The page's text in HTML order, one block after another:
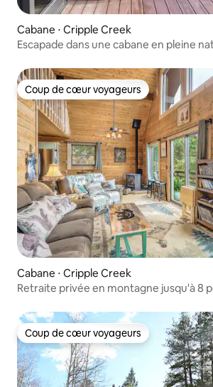
Cabane ⋅ Cripple Creek
Escapade dans une cabane en pleine
Coup de cœur voyageurs
Coup de cœur voyageurs
Cabane ⋅ Cripple Creek
Retraite privée en montagne jusqu'à 8
Coup de cœur voyageurs
Coup de cœur voyageurs